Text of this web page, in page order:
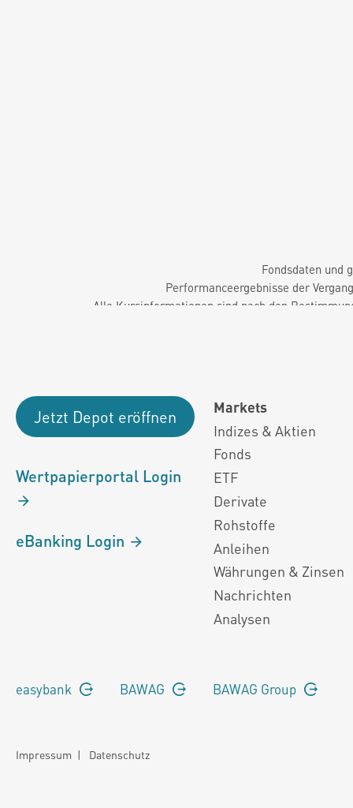
Fondsdaten und
Performanceergebnisse der
Alle Kursinformationen sind nach den
Jetzt Depot eröffnen
Wertpapierportal Login
eBanking Login
Markets
Indizes & Aktien
Fonds
ETF
Derivate
Rohstoffe
Anleihen
Währungen & Zinsen
Nachrichten
Analysen
easybank BAWAG BAWAG Group
Impressum | Datenschutz